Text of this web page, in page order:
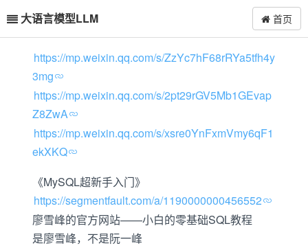
大语言模型LLM 首页
https://mp.weixin.qq.com/s/ZzYc7hF68rRYa5tfh4y
3mg
https://mp.weixin.qq.com/s/2pt29rGV5Mb1GEvap
Z8ZwA
https://mp.weixin.qq.com/s/xsre0YnFxmVmy6qF1
ekXKQ
《MySQL超新手入门》
https://segmentfault.com/a/1190000000456552
廖雪峰的官方网站——小白的零基础SQL教程
是廖雪峰，不是阮一峰